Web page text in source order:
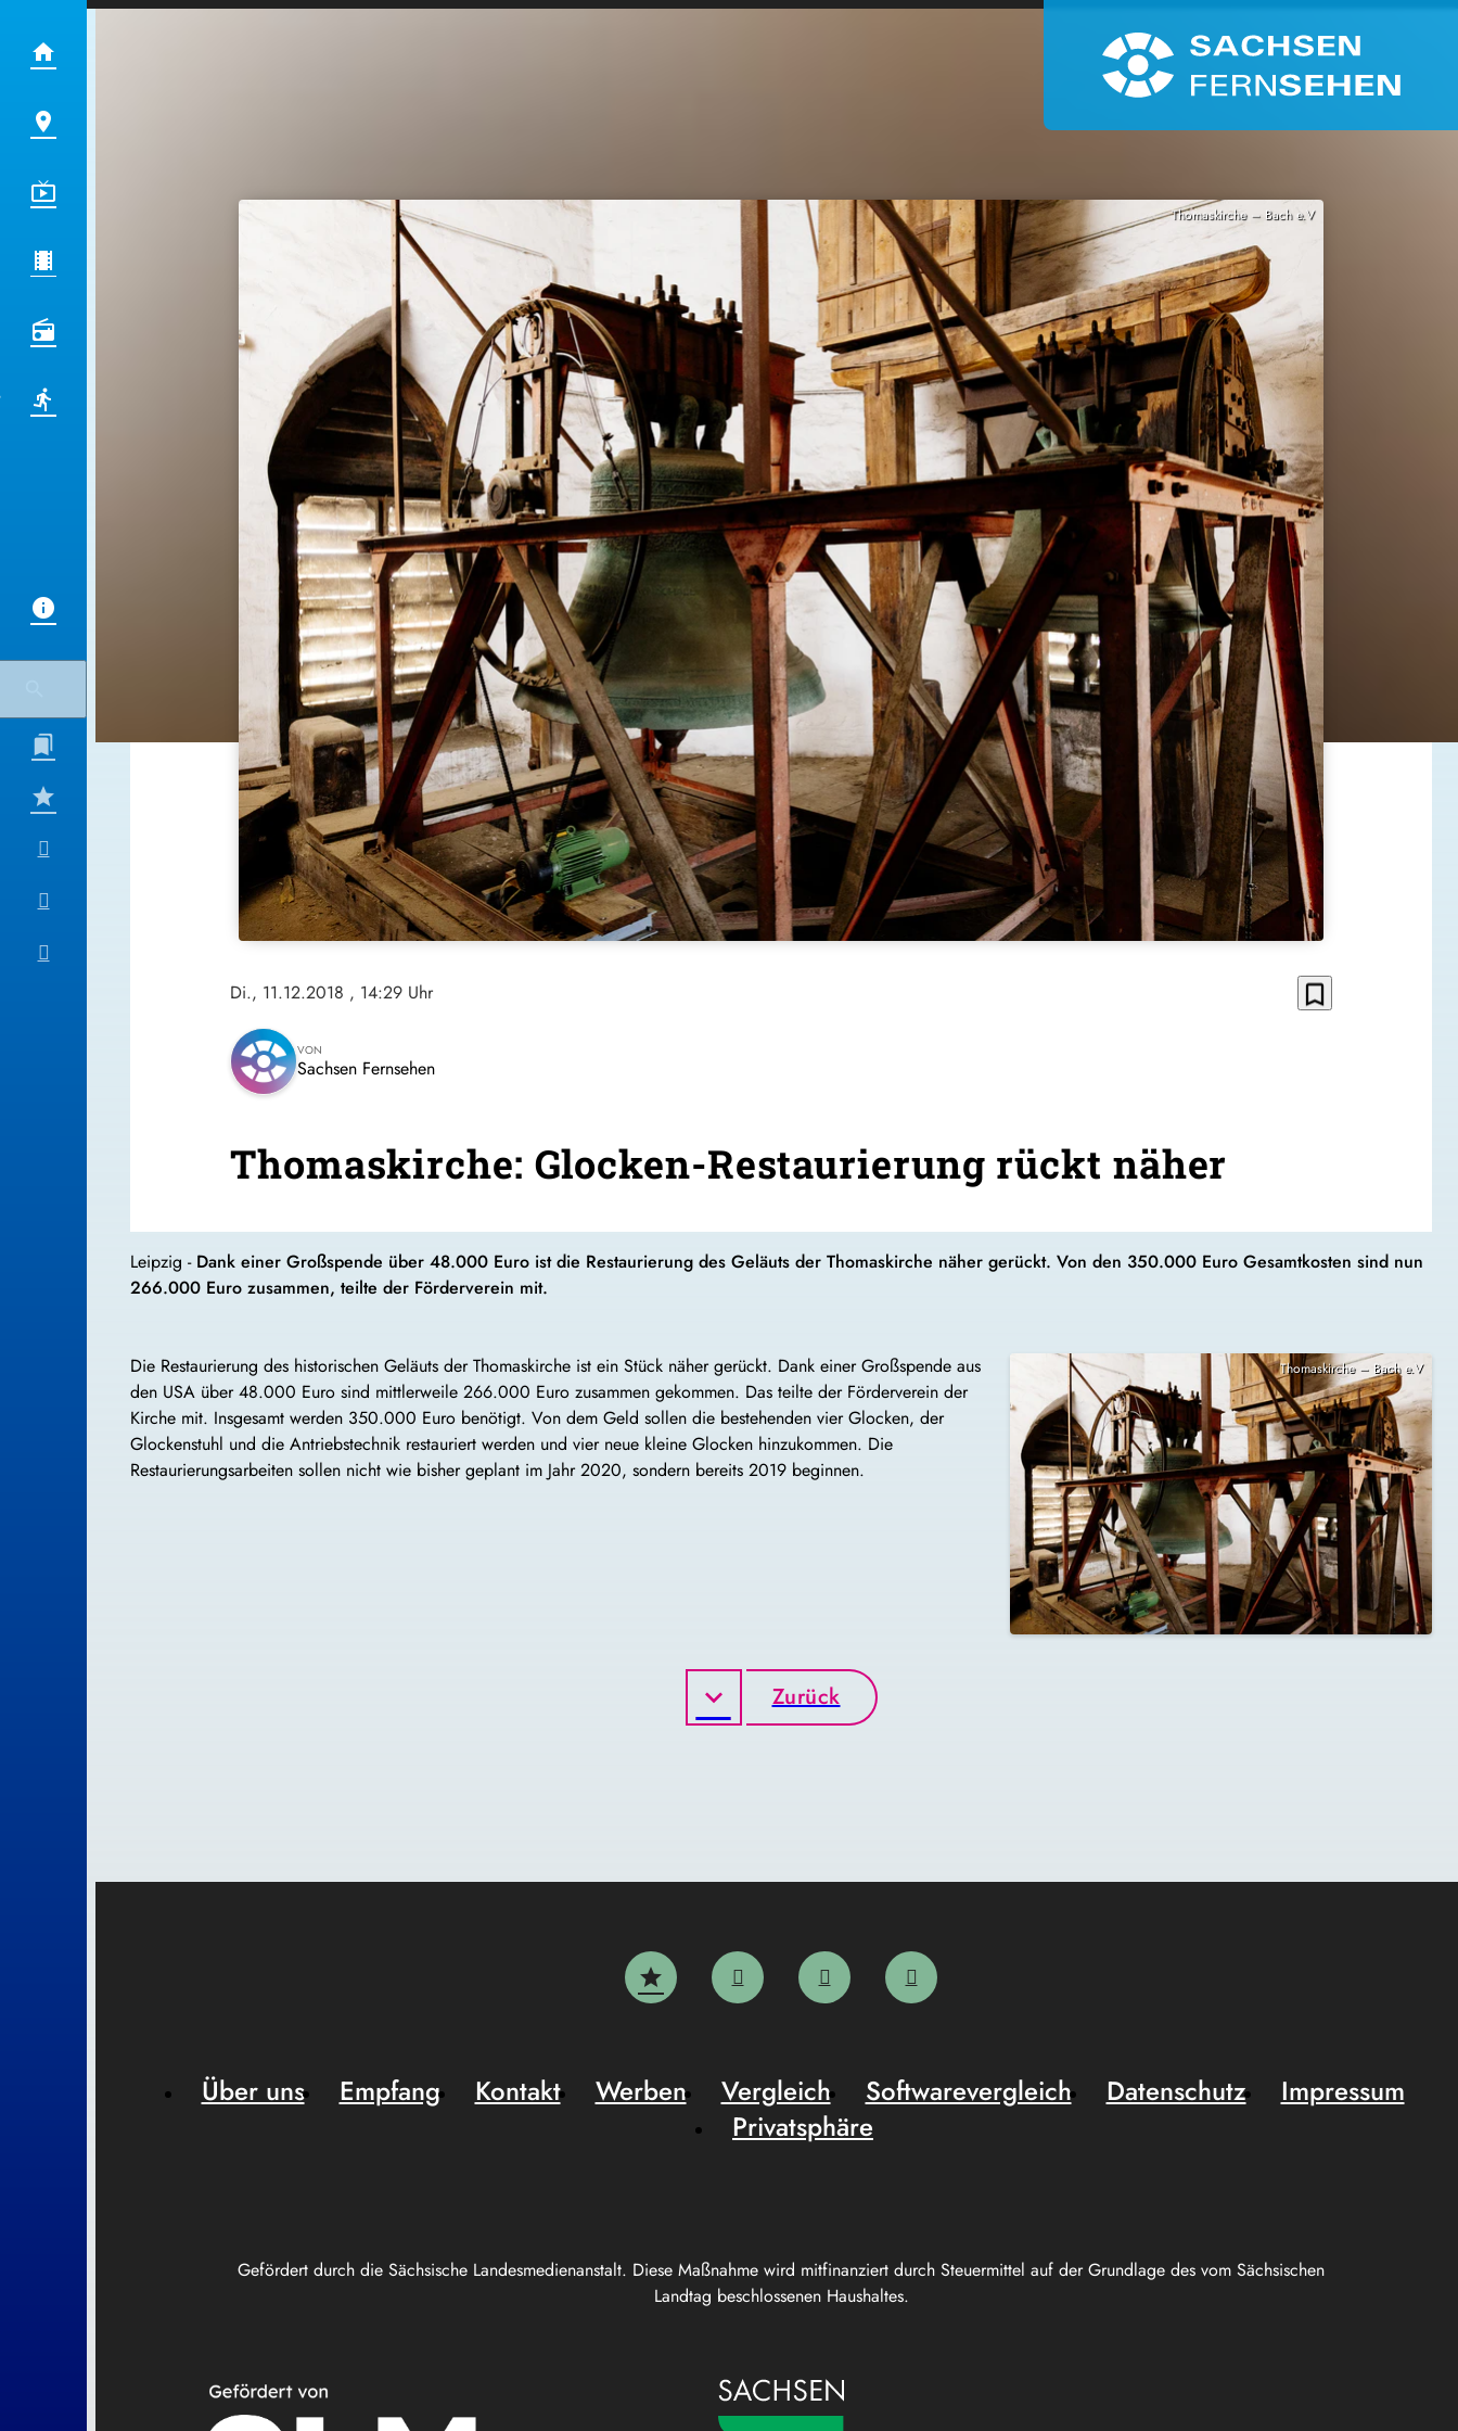
Thomaskirche – Bach e.V
Di., 11.12.2018 , 14:29 Uhr bookmark_border
VON
Sachsen Fernsehen
Thomaskirche: Glocken-Restaurierung rückt näher
Leipzig - Dank einer Großspende über 48.000 Euro ist die Restaurierung des Geläuts der Thomaskirche näher gerückt. Von den 350.000 Euro Gesamtkosten sind nun
266.000 Euro zusammen, teilte der Förderverein mit.
Die Restaurierung des historischen Geläuts der Thomaskirche ist ein Stück näher gerückt. Dank einer Großspende aus
den USA über 48.000 Euro sind mittlerweile 266.000 Euro zusammen gekommen. Das teilte der Förderverein der
Kirche mit. Insgesamt werden 350.000 Euro benötigt. Von dem Geld sollen die bestehenden vier Glocken, der
Glockenstuhl und die Antriebstechnik restauriert werden und vier neue kleine Glocken hinzukommen. Die
Restaurierungsarbeiten sollen nicht wie bisher geplant im Jahr 2020, sondern bereits 2019 beginnen.
Thomaskirche – Bach e.V
Zurück
Gefördert durch die Sächsische Landesmedienanstalt. Diese Maßnahme wird mitfinanziert durch Steuermittel auf der Grundlage des vom Sächsischen
Landtag beschlossenen Haushaltes.
Über uns Empfang Kontakt Werben Vergleich Softwarevergleich Datenschutz
Impressum
Privatsphäre